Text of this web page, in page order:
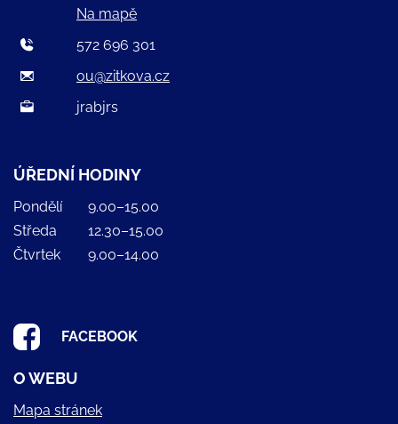
Na mapě
572 696 301
ou@zitkova.cz
jrabjrs
ÚŘEDNÍ HODINY
Pondělí
9.00–15.00
Středa
12.30–15.00
Čtvrtek
9.00–14.00
FACEBOOK
O WEBU
Mapa stránek